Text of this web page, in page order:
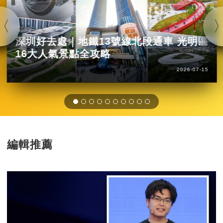
深圳好去處｜地鐵13號線北段通車 光明區
16大人氣景點全攻略
2026-07-15
編輯推薦